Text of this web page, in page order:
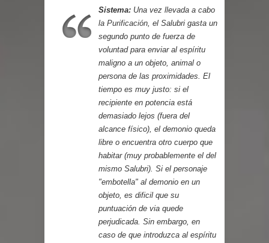
Cuentos
Sistema: Una vez llevada a cabo
la Purificación, el Salubri gasta un
segundo punto de fuerza de
voluntad para enviar al espíritu
maligno a un objeto, animal o
persona de las proximidades. El
tiempo es muy justo: si el
recipiente en potencia está
demasiado lejos (fuera del
alcance físico), el demonio queda
libre o encuentra otro cuerpo que
habitar (muy probablemente el del
mismo Salubri). Si el personaje
"embotella" al demonio en un
objeto, es dificil que su
puntuación de via quede
perjudicada. Sin embargo, en
caso de que introduzca al espíritu